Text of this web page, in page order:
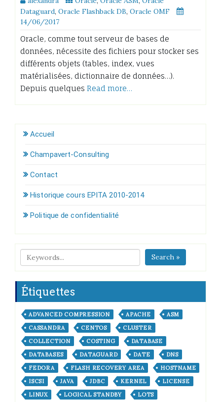
Dataguard, Oracle Flashback DB, Oracle OMF
14/06/2017
Oracle, comme tout serveur de bases de
données, nécessite des fichiers pour stocker ses
différents objets (tables, index, vues
matérialisées, dictionnaire de données…).
Depuis quelques Read more…
Accueil
Champavert-Consulting
Contact
Historique cours EPITA 2010-2014
Politique de confidentialité
Search »
Étiquettes
ADVANCED COMPRESSION APACHE
ASM
CASSANDRA
CENTOS
CLUSTER
COLLECTION
COSTING
DATABASE
DATABASES
DATAGUARD DATE
DNS
FEDORA
FLASH RECOVERY AREA
HOSTNAME
ISCSI
JAVA JDBC KERNEL
LICENSE
LINUX
LOGICAL STANDBY LOTS